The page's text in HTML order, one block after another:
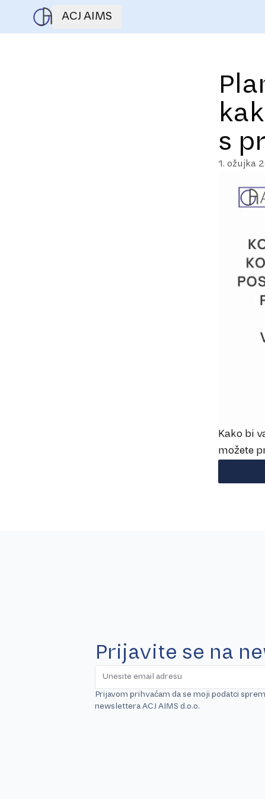
ACJ AIMS
s
1. ožujka
Kako bi
možete
Prijavite se na
Prijavom prihvaćam da se moji podatci
newslettera ACJ AIMS d.o.o.